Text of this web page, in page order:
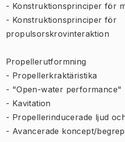
- Konstruktionsprinciper för
- Konstruktionsprinciper för
propulsorskrovinteraktion
Propellerutformning
- Propellerkraktäristika
- "Open-water performance"
- Kavitation
- Propellerinducerade ljud
- Avancerade koncept/